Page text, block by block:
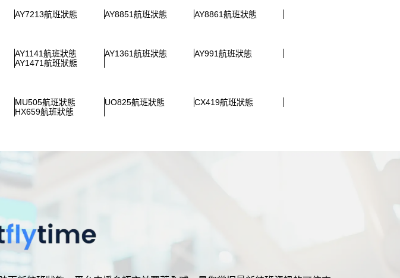
AY7213航班狀態 AY8851航班狀態 AY8861航班狀態
AY1141航班狀態 AY1361航班狀態
AY991航班狀態
AY1471航班狀態
MU505航班狀態 UO825航班狀態
CX419航班狀態
HX659航班狀態